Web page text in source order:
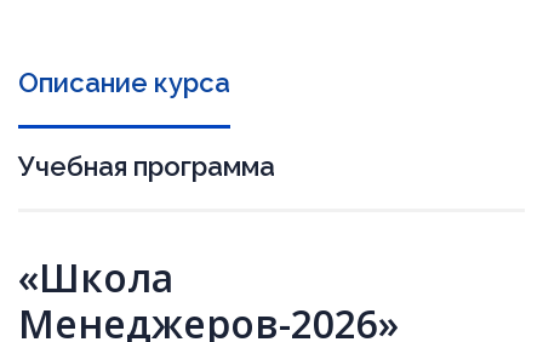
Описание курса
Учебная программа
«Школа
Менеджеров-2026»